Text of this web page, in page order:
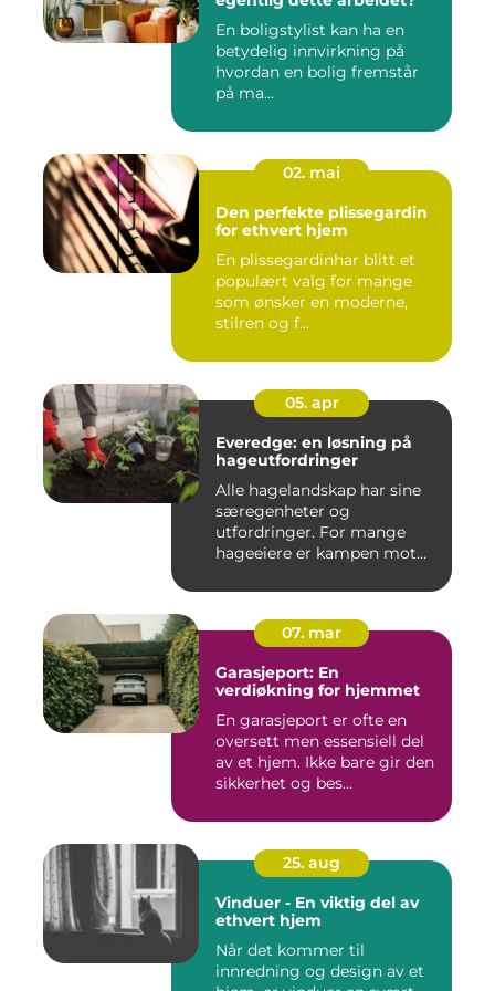
En boligstylist kan ha en
betydelig innvirkning på
hvordan en bolig fremstår
på ma...
02. mai
Den perfekte plissegardin
for ethvert hjem
En plissegardinhar blitt et
populært valg for mange
som ønsker en moderne,
stilren og f...
05. apr
Everedge: en løsning på
hageutfordringer
Alle hagelandskap har sine
særegenheter og
utfordringer. For mange
hageeiere er kampen mot
07. mar
Garasjeport: En
verdiøkning for hjemmet
En garasjeport er ofte en
oversett men essensiell del
av et hjem. Ikke bare gir den
sikkerhet og bes...
25. aug
Vinduer - En viktig del av
ethvert hjem
Når det kommer til
innredning og design av et